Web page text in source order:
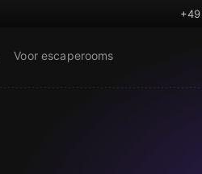
Voor escaperooms